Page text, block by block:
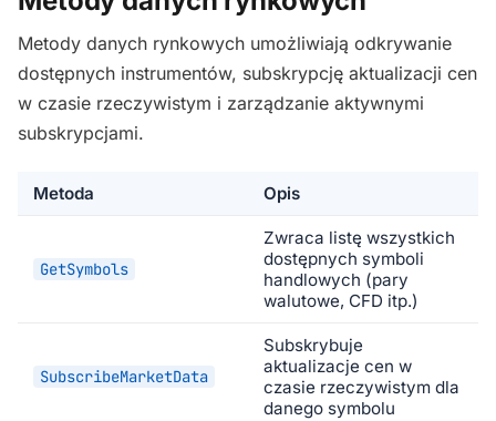
Metody danych rynkowych umożliwiają odkrywanie
dostępnych instrumentów, subskrypcję aktualizacji cen
w czasie rzeczywistym i zarządzanie aktywnymi
subskrypcjami.
Metoda Opis
GetSymbols
Zwraca listę wszystkich
dostępnych symboli
handlowych (pary
walutowe, CFD itp.)
SubscribeMarketData
Subskrybuje
aktualizacje cen w
czasie rzeczywistym dla
danego symbolu